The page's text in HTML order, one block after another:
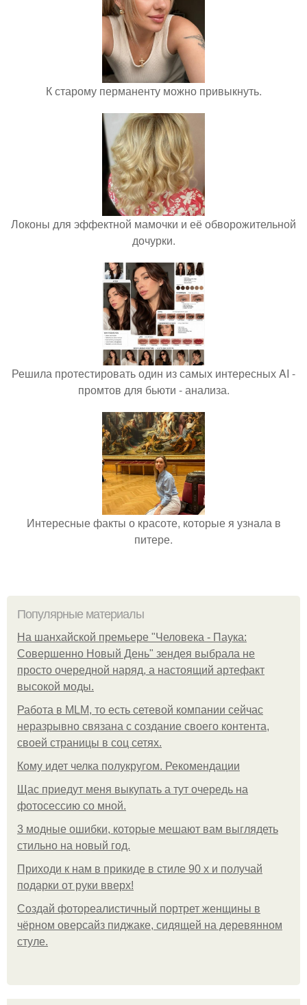
К старому перманенту можно привыкнуть.
Локоны для эффектной мамочки и её обворожительной
дочурки.
Решила протестировать один из самых интересных AI -
промтов для бьюти - анализа.
Интересные факты о красоте, которые я узнала в
питере.
Популярные материалы
На шанхайской премьере "Человека - Паука:
Совершенно Новый День" зендея выбрала не
просто очередной наряд, а настоящий артефакт
высокой моды.
Работа в MLM, то есть сетевой компании сейчас
неразрывно связана с создание своего контента,
своей страницы в соц сетях.
Кому идет челка полукругом. Рекомендации
Щас приедут меня выкупать а тут очередь на
фотосессию со мной.
3 модные ошибки, которые мешают вам выглядеть
стильно на новый год.
Приходи к нам в прикиде в стиле 90 х и получай
подарки от руки вверх!
Создай фотореалистичный портрет женщины в
чёрном оверсайз пиджаке, сидящей на деревянном
стуле.